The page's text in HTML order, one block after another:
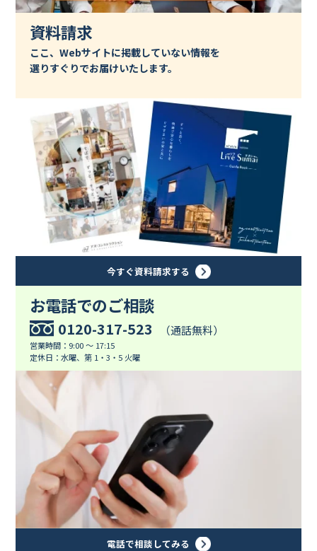
資料請求
ここ、Webサイトに掲載していない情報を
選りすぐりでお届けいたします。
今すぐ資料請求する
お電話でのご相談
0120-317-523 （通話無料）
営業時間：9:00 ～ 17:15
定休日：水曜、第 1・3・5 火曜
電話で相談してみる